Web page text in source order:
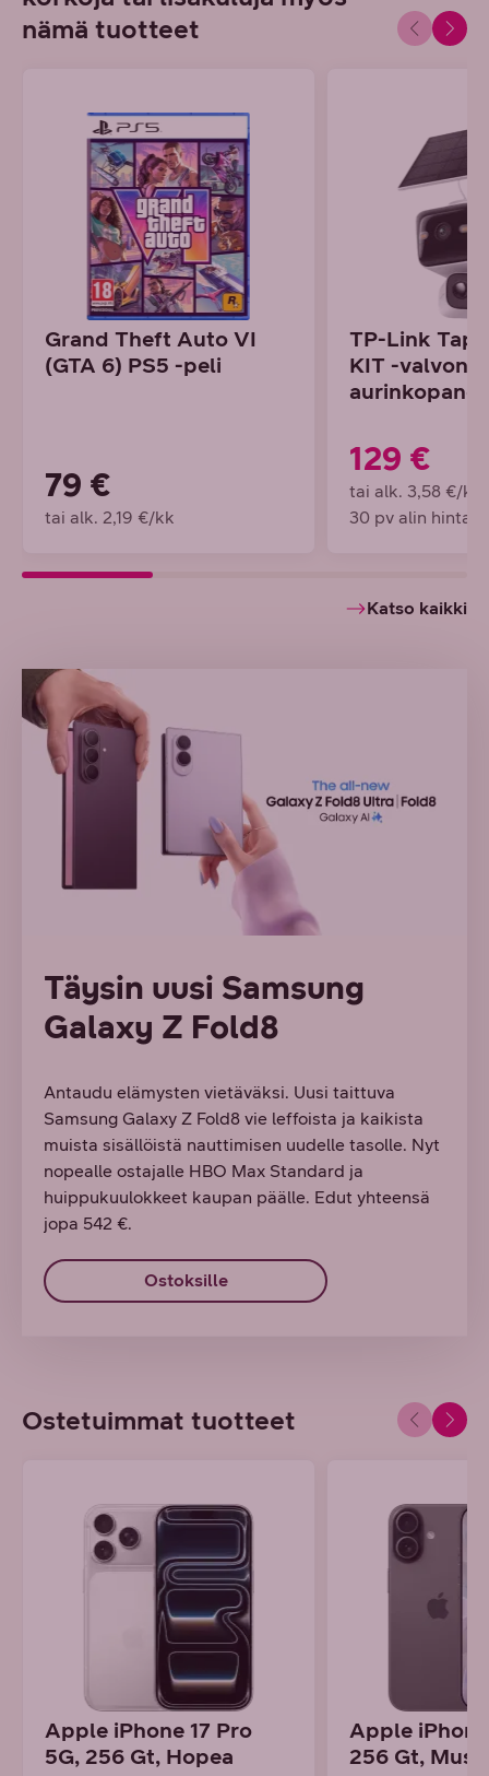
nämä tuotteet
Grand Theft Auto VI
(GTA 6) PS5 -peli
79 €
tai alk. 2,19 €/kk
TP-Link
KIT -
129 €
tai alk. 3,58 €/kk
30 pv alin hinta
Katso kaikki
Täysin uusi Samsung
Galaxy Z Fold8
Antaudu elämysten vietäväksi. Uusi taittuva
Samsung Galaxy Z Fold8 vie leffoista ja kaikista
muista sisällöistä nauttimisen uudelle tasolle. Nyt
nopealle ostajalle HBO Max Standard ja
huippukuulokkeet kaupan päälle. Edut yhteensä
jopa 542 €.
Ostoksille
Ostetuimmat tuotteet
Apple iPhone 17 Pro
5G, 256 Gt, Hopea
Apple iPhone
256 Gt,